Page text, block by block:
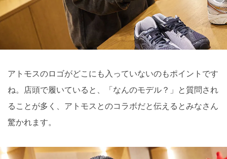
アトモスのロゴがどこにも入っていないのもポイントです
ね。店頭で履いていると、「なんのモデル？」と質問され
ることが多く、アトモスとのコラボだと伝えるとみなさん
驚かれます。